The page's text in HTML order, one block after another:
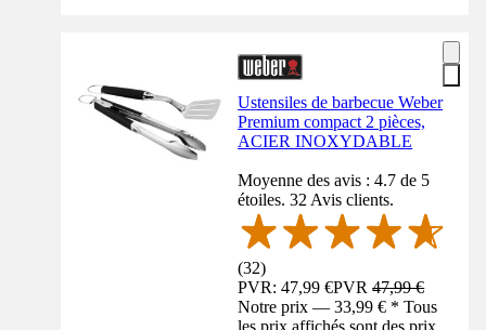
Ustensiles de barbecue Weber
Premium compact 2 pièces,
ACIER INOXYDABLE
Moyenne des avis : 4.7 de 5
étoiles. 32 Avis clients.
(32)
PVR: 47,99 €PVR47,99 €
Notre prix — 33,99 € * Tous
les prix affichés sont des prix